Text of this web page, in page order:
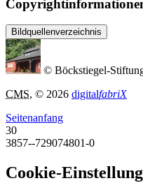
Bildquellenverzeichnis
© Böckstiegel-
CMS, © 2026 digitalfabriX
Seitenanfang
30
3857--729074801-0
Cookie-